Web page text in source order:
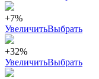
+7%
УвеличитьВыбрать
+32%
УвеличитьВыбрать